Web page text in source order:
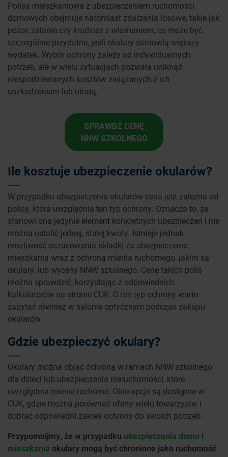
Polisa mieszkaniowa z ubezpieczeniem ruchomości
domowych obejmuje natomiast zdarzenia losowe, takie jak
pożar, zalanie czy kradzież z włamaniem, co może być
szczególnie przydatne, jeśli okulary stanowią większy
wydatek. Wybór ochrony zależy od indywidualnych
potrzeb, ale w wielu sytuacjach pozwala uniknąć
niespodziewanych kosztów związanych z ich
uszkodzeniem lub utratą.
SPRAWDŹ CENĘ
NNW SZKOLNEGO
Ile kosztuje ubezpieczenie okularów?
W przypadku ubezpieczenia okularów cena jest zależna od
polisy, która uwzględnia ten typ ochrony. Oznacza to, że
stanowi ona jedynie element konkretnych ubezpieczeń i nie
można ustalić jednej, stałej kwoty. Istnieje jednak
możliwość oszacowania składki za ubezpieczenie
mieszkania wraz z ochroną mienia ruchomego, jakim są
okulary, lub wyceny NNW szkolnego. Cenę takich polis
można sprawdzić, korzystając z odpowiednich
kalkulatorów na stronie CUK. O ten typ ochrony warto
zapytać również w salonie optycznym podczas zakupu
okularów.
Gdzie ubezpieczyć okulary?
Okulary można objąć ochroną w ramach NNW szkolnego
dla dzieci lub ubezpieczenia nieruchomości, które
uwzględnia mienie ruchome. Obie opcje są dostępne w
CUK, gdzie można porównać oferty wielu towarzystw i
dobrać odpowiedni zakres ochrony do swoich potrzeb.
Przypomnijmy, że w przypadku ubezpieczenia domu i
mieszkania okulary mogą być chronione jako ruchomość